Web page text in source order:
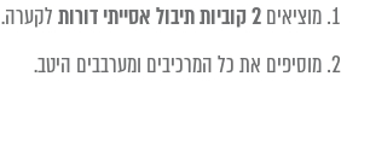
מוציאים2 קוביות תיבול אסייתי דורות
לקערה.
מוסיפים את כל המרכיבים ומערבבים היטב.